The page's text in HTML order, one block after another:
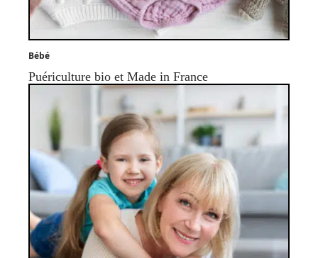
Bébé
Puériculture bio et Made in France